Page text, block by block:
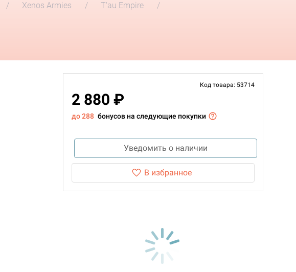
Xenos Armies
T'au Empire
Код товара: 53714
2 880 ₽
до 288 бонусов на следующие покупки
Уведомить о наличии
В избранное